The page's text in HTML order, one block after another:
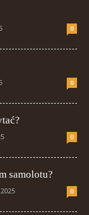
0
0
0
samolotu?
0